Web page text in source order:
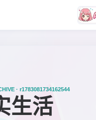
· r1783081734162544
生活